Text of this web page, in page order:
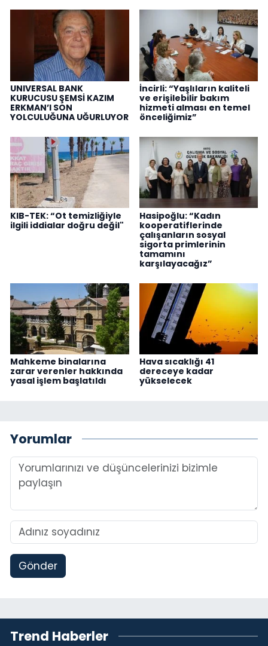
UNIVERSAL BANK
KURUCUSU ŞEMSİ KAZIM
ERKMAN’I SON
YOLCULUĞUNA UĞURLUYOR
İncirli: “Yaşlıların kaliteli
ve erişilebilir bakım
hizmeti alması en temel
önceliğimiz”
KIB-TEK: “Ot temizliğiyle
ilgili iddialar doğru değil"
Hasipoğlu: “Kadın
kooperatiflerinde
çalışanların sosyal
sigorta primlerinin
tamamını
karşılayacağız”
Mahkeme binalarına
zarar verenler hakkında
yasal işlem başlatıldı
Hava sıcaklığı 41
dereceye kadar
yükselecek
Yorumlar
Gönder
Trend Haberler